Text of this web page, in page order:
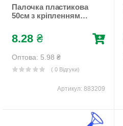
Палочка пластикова
50см з кріпленням
кульки, 50шт/уп
Золотий Pelican
8.28 ₴
Оптова: 5.98 ₴
( 0 Відгуки)
Артикул: 883209